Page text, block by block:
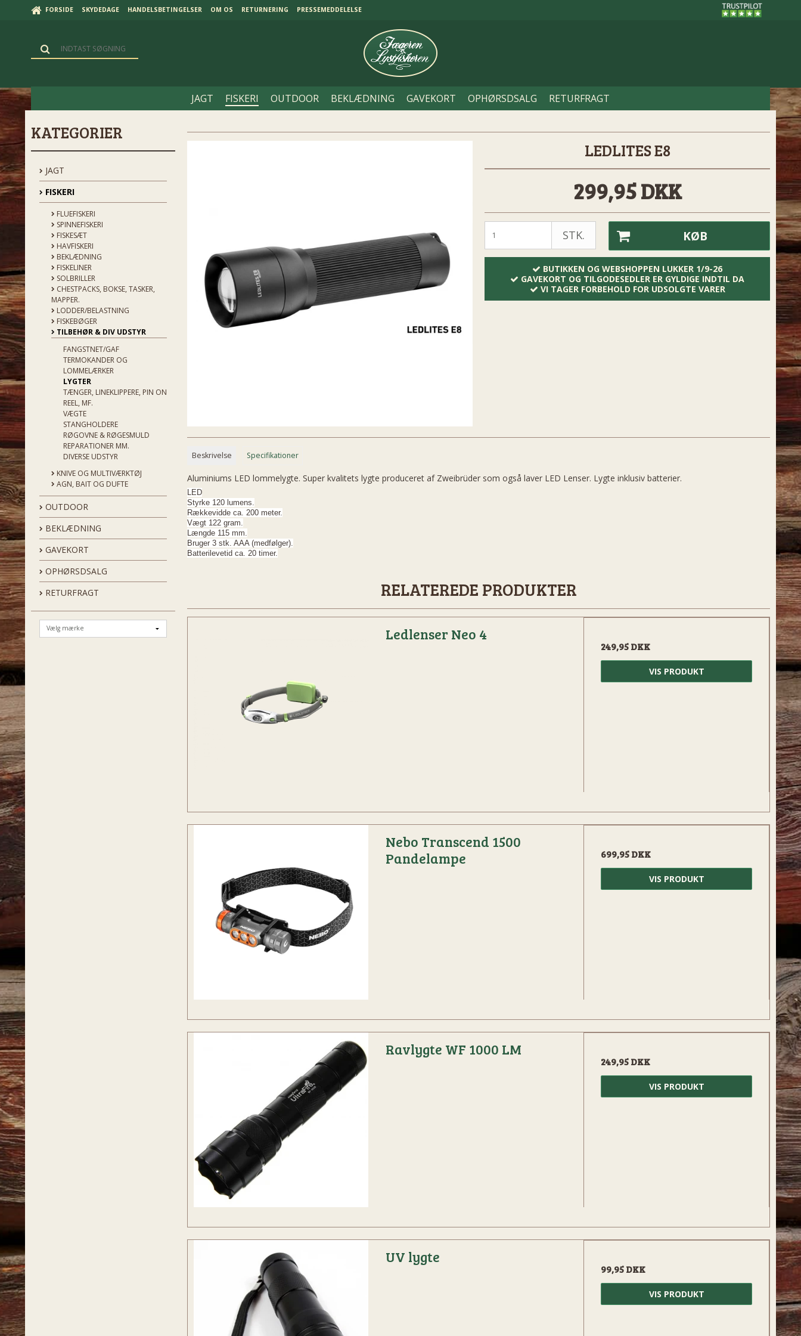
FORSIDE SKYDEDAGE HANDELSBETINGELSER OM OS RETURNERING PRESSEMEDDELELSE
JAGT FISKERI OUTDOOR BEKLÆDNING GAVEKORT OPHØRSDSALG RETURFRAGT
KATEGORIER
JAGT
FISKERI
FLUEFISKERI
SPINNEFISKERI
FISKESÆT
HAVFISKERI
BEKLÆDNING
FISKELINER
SOLBRILLER
CHESTPACKS, BOKSE, TASKER,
MAPPER.
LODDER/BELASTNING
FISKEBØGER
TILBEHØR & DIV UDSTYR
FANGSTNET/GAF
TERMOKANDER OG
LOMMELÆRKER
LYGTER
TÆNGER, LINEKLIPPERE, PIN ON
REEL, MF.
VÆGTE
STANGHOLDERE
RØGOVNE & RØGESMULD
REPARATIONER MM.
DIVERSE UDSTYR
KNIVE OG MULTIVÆRKTØJ
AGN, BAIT OG DUFTE
OUTDOOR
BEKLÆDNING
GAVEKORT
OPHØRSDSALG
RETURFRAGT
LEDLITES E8
299,95 DKK
STK. KØB
BUTIKKEN OG WEBSHOPPEN LUKKER 1/9-26
GAVEKORT OG TILGODESEDLER ER GYLDIGE INDTIL DA
VI TAGER FORBEHOLD FOR UDSOLGTE VARER
Beskrivelse Specifikationer
Aluminiums LED lommelygte. Super kvalitets lygte produceret af Zweibrüder som også laver LED Lenser. Lygte inklusiv batterier.
LED
Styrke 120 lumens.
Rækkevidde ca. 200 meter.
Vægt 122 gram.
Længde 115 mm.
Bruger 3 stk. AAA (medfølger).
Batterilevetid ca. 20 timer.
RELATEREDE PRODUKTER
Ledlenser Neo 4
249,95 DKK
VIS PRODUKT
Nebo Transcend 1500
Pandelampe
699,95 DKK
VIS PRODUKT
Ravlygte WF 1000 LM
249,95 DKK
VIS PRODUKT
UV lygte
99,95 DKK
VIS PRODUKT